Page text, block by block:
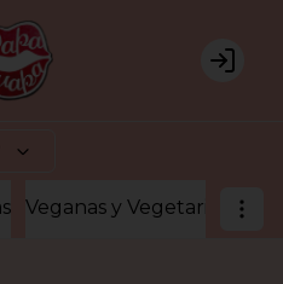
Login
Veganas y Vegetarianas